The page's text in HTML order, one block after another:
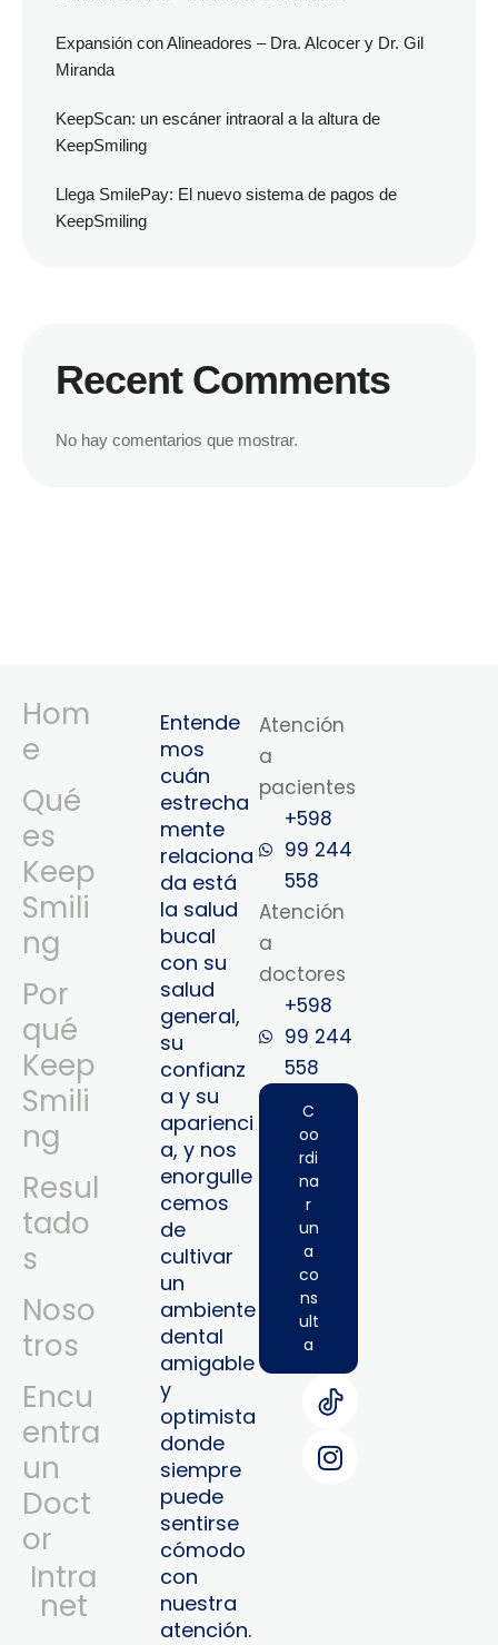
Expansión con Alineadores – Dra. Alcocer y Dr. Gil
Miranda
KeepScan: un escáner intraoral a la altura de
KeepSmiling
Llega SmilePay: El nuevo sistema de pagos de
KeepSmiling
Recent Comments
No hay comentarios que mostrar.
Hom
e
Qué
es
Keep
Smili
ng
Por
qué
Keep
Smili
ng
Resul
tado
s
Noso
tros
Encu
entra
un
Doct
or
Intra
Net
Entende
mos
cuán
estrecha
mente
relaciona
da está
la salud
bucal
con su
salud
general,
su
confianz
a y su
aparienci
a, y nos
enorgulle
cemos
de
cultivar
un
ambiente
dental
amigable
y
optimista
donde
siempre
puede
sentirse
cómodo
con
nuestra
atención.
Atención
a
pacientes
+598
99 244
558
Atención
a
doctores
+598
99 244
558‬‬
C
oo
rdi
na
r
un
a
co
ns
ult
a